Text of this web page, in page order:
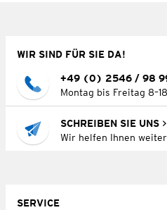
WIR SIND FÜR SIE DA!
+49 (0) 2546 / 98
Montag bis Freitag
SCHREIBEN SIE UNS
Wir helfen Ihnen weiter
SERVICE